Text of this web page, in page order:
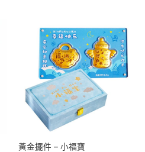
黃金擺件 – 小福寶